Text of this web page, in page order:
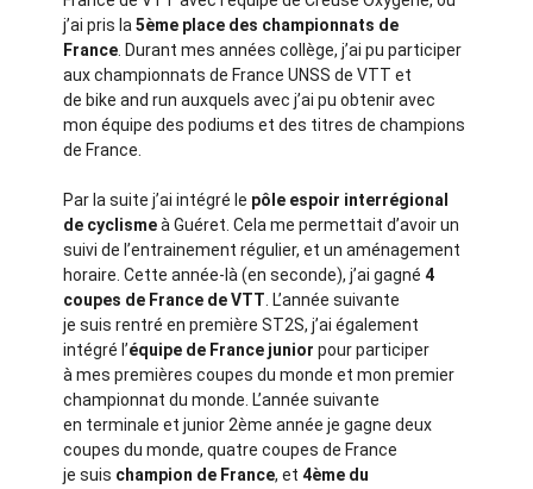
j’ai pris la5ème place des championnats de
France. Durant mes années collège, j’ai pu participer
aux championnats de France UNSS de VTT et
de bike and run auxquels avec j’ai pu obtenir avec
mon équipe des podiums et des titres de champions
de France.
Par la suite j’ai intégré le pôle espoir interrégional
de cyclismeà Guéret. Cela me permettait d’avoir un
suivi de l’entrainement régulier, et un aménagement
horaire. Cette année-là (en seconde), j’ai gagné 4
coupes de France de VTT. L’année suivante
je suis rentré en première ST2S, j’ai également
intégré l’équipe de France junior pour participer
à mes premières coupes du monde et mon premier
championnat du monde. L’année suivante
en terminale et junior 2ème année je gagne deux
coupes du monde, quatre coupes de France
je suis champion de France, et 4ème du